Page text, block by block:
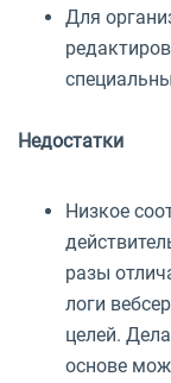
Для
Недостатки
Низкое
разы
логи
целей.
основе